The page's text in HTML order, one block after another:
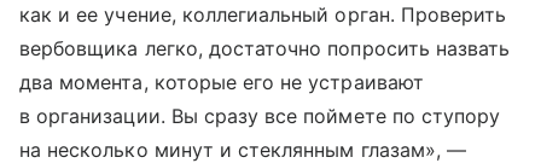
как и ее учение, коллегиальный орган. Проверить
вербовщика легко, достаточно попросить назвать
два момента, которые его не устраивают
в организации. Вы сразу все поймете по ступору
на несколько минут и стеклянным глазам», —